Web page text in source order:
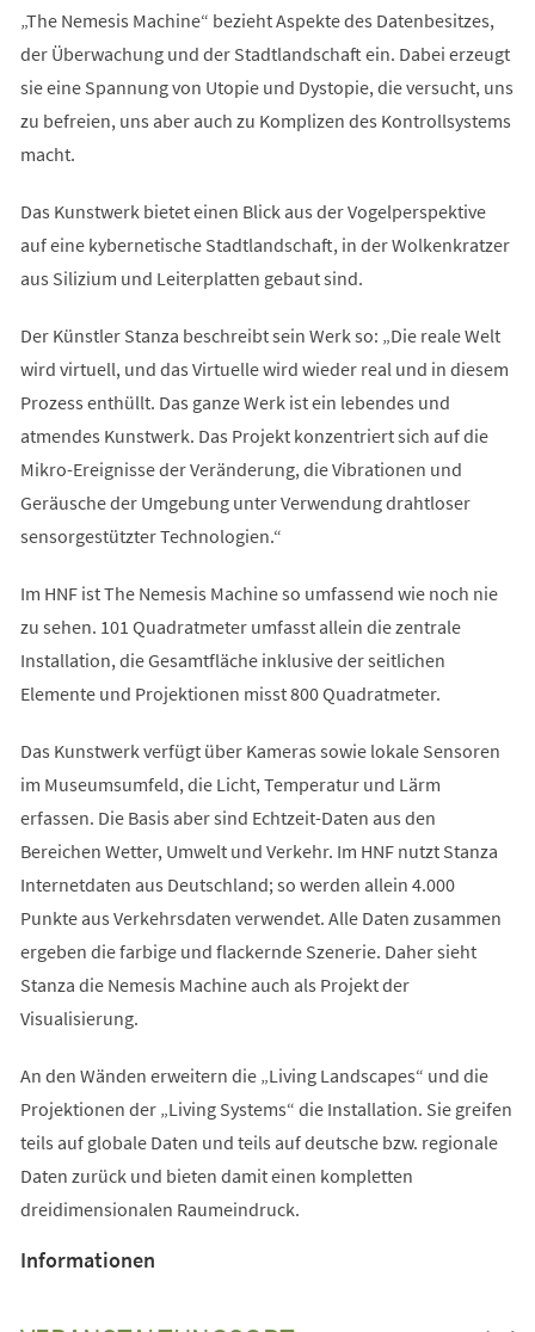
„The Nemesis Machine“ bezieht Aspekte des Datenbesitzes,
der Überwachung und der Stadtlandschaft ein. Dabei erzeugt
sie eine Spannung von Utopie und Dystopie, die versucht, uns
zu befreien, uns aber auch zu Komplizen des Kontrollsystems
macht.
Das Kunstwerk bietet einen Blick aus der Vogelperspektive
auf eine kybernetische Stadtlandschaft, in der Wolkenkratzer
aus Silizium und Leiterplatten gebaut sind.
Der Künstler Stanza beschreibt sein Werk so: „Die reale Welt
wird virtuell, und das Virtuelle wird wieder real und in diesem
Prozess enthüllt. Das ganze Werk ist ein lebendes und
atmendes Kunstwerk. Das Projekt konzentriert sich auf die
Mikro-Ereignisse der Veränderung, die Vibrationen und
Geräusche der Umgebung unter Verwendung drahtloser
sensorgestützter Technologien.“
Im HNF ist The Nemesis Machine so umfassend wie noch nie
zu sehen. 101 Quadratmeter umfasst allein die zentrale
Installation, die Gesamtfläche inklusive der seitlichen
Elemente und Projektionen misst 800 Quadratmeter.
Das Kunstwerk verfügt über Kameras sowie lokale Sensoren
im Museumsumfeld, die Licht, Temperatur und Lärm
erfassen. Die Basis aber sind Echtzeit-Daten aus den
Bereichen Wetter, Umwelt und Verkehr. Im HNF nutzt Stanza
Internetdaten aus Deutschland; so werden allein 4.000
Punkte aus Verkehrsdaten verwendet. Alle Daten zusammen
ergeben die farbige und flackernde Szenerie. Daher sieht
Stanza die Nemesis Machine auch als Projekt der
Visualisierung.
An den Wänden erweitern die „Living Landscapes“ und die
Projektionen der „Living Systems“ die Installation. Sie greifen
teils auf globale Daten und teils auf deutsche bzw. regionale
Daten zurück und bieten damit einen kompletten
dreidimensionalen Raumeindruck.
Informationen